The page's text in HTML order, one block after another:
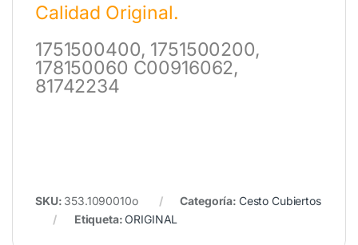
Calidad Original.
1751500400, 1751500200,
178150060 C00916062,
81742234
SKU: 353.1090010o Categoría: Cesto Cubiertos
Etiqueta:ORIGINAL